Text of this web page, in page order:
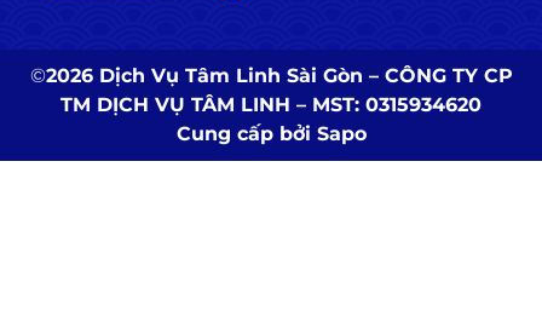
©2026 Dịch Vụ Tâm Linh Sài Gòn – CÔNG TY CP
TM DỊCH VỤ TÂM LINH – MST: 0315934620
Cung cấp bởi Sapo